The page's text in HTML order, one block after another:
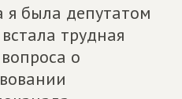
я была депутатом
трудная
о